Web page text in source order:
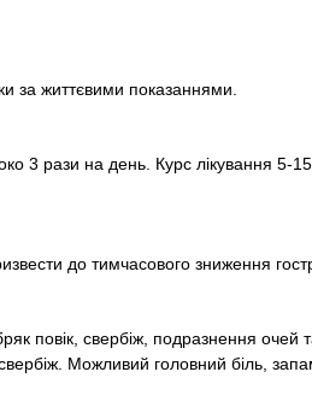
за життєвими показаннями.
3 рази на день. Курс лікування 5-
до тимчасового зниження
повік, свербіж, подразнення очей
Можливий головний біль,